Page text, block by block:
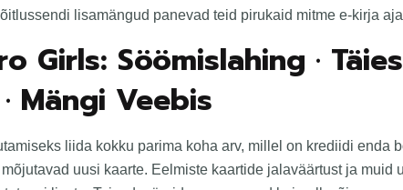
lisamängud panevad teid pirukaid mitme e-kirja
Girls: Söömislahing ·
Mängi Veebis
liida kokku parima koha arv, millel on krediidi enda
uusi kaarte. Eelmiste kaartide jalaväärtust ja muid